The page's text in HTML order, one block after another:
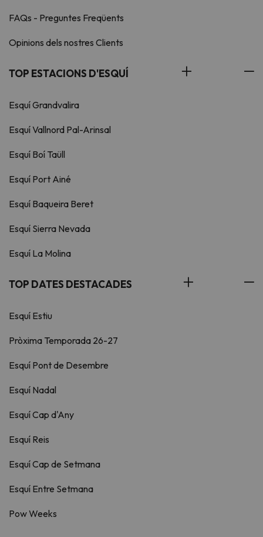
FAQs - Preguntes Freqüents
Opinions dels nostres Clients
TOP ESTACIONS D'ESQUÍ
Esquí Grandvalira
Esquí Vallnord Pal-Arinsal
Esquí Boí Taüll
Esquí Port Ainé
Esquí Baqueira Beret
Esquí Sierra Nevada
Esquí La Molina
TOP DATES DESTACADES
Esquí Estiu
Pròxima Temporada 26-27
Esquí Pont de Desembre
Esquí Nadal
Esquí Cap d'Any
Esquí Reis
Esquí Cap de Setmana
Esquí Entre Setmana
Pow Weeks